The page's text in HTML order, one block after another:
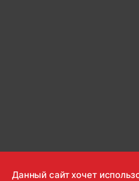
Данный сайт хочет